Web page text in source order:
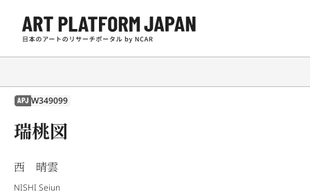
APJ W349099
瑞桃図
西 晴雲
NISHI Seiun